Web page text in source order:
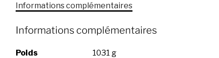
Informations complémentaires
Informations complémentaires
Poids
1031 g